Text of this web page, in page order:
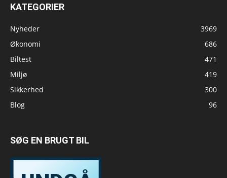
KATEGORIER
Nyheder
3969
Økonomi
686
Biltest
471
Miljø
419
Sikkerhed
300
Blog
96
SØG EN BRUGT BIL